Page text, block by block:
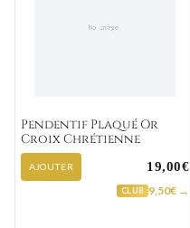
Pendentif Plaqué Or
Croix Chrétienne
AJOUTER 19,00€
CLUB 9,50€ →